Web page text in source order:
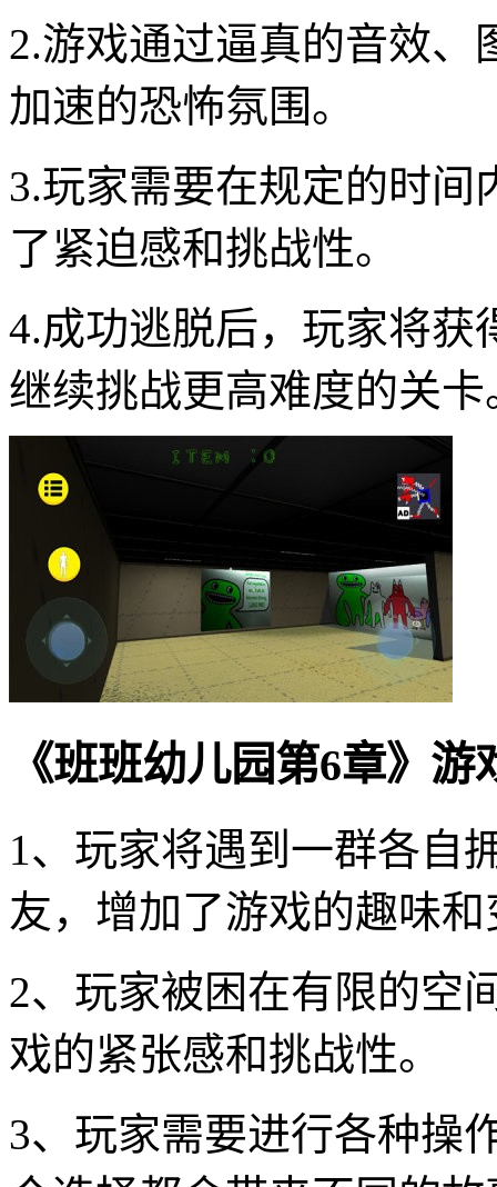
2.游戏通过逼真的音效
加速的恐怖氛围。
3.玩家需要在规定的时
了紧迫感和挑战性。
4.成功逃脱后，玩家将获
继续挑战更高难度的关卡
《班班幼儿园第6章》游
1、玩家将遇到一群各自
友，增加了游戏的趣味
2、玩家被困在有限的空
戏的紧张感和挑战性。
3、玩家需要进行各种操